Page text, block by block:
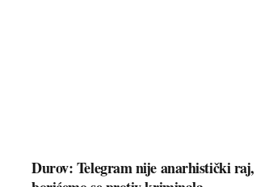
Durov: Telegram nije anarhistički raj,